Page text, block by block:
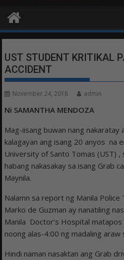
UST STUDENT KRITIKAL
ACCIDENT
November 24, 2018 admin
Ni SAMANTHA MENDOZA
Mag-iisang buwan nang nakaratay
kalagayan ang isang 20 anyos na
University of Santo Tomas (UST) ,
habang nakasakay sa isang Grab
Maynila.
Nalamn sa report ng Manila
Marko de Guzman ay nanatiling
Manila Doctor’s Hospital
noong alas-4:00 ng madaling araw
Hindi naman nasaktan ang Grab